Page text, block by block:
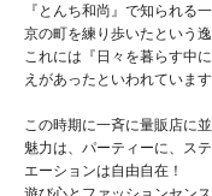
『とんち和尚』で知られる
京の町を練り歩いたという逸
これには『日々を暮らす中
えがあったといわれています
この時期に一斉に量販店に
魅力は、パーティーに、ス
エーションは自由自在！